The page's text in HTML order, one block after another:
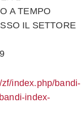
A TEMPO
IL SETTORE
index.php/bandi-
index-